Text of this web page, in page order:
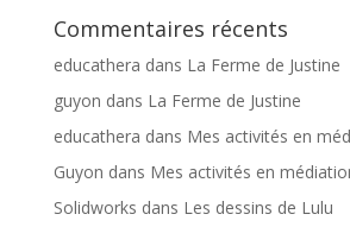
Commentaires récents
educathera dans La Ferme de Justine
guyon dans La Ferme de Justine
educathera dans Mes activités en
Guyon dans Mes activités en
Solidworks dans Les dessins de Lulu